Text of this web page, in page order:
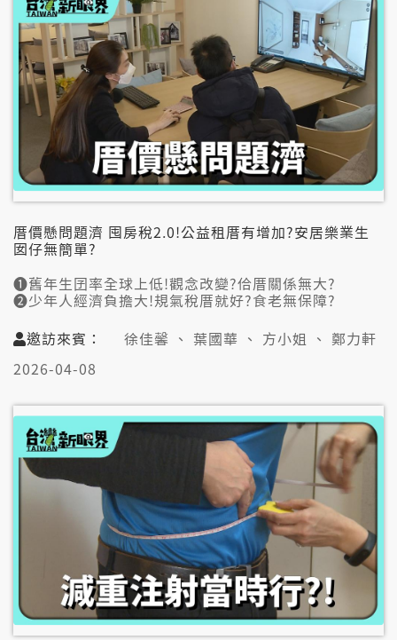
王宗騰（臺北市立大學體育學系教授兼系主任）
陳祖安（新科運動文學作家）
陳添丁（臺灣體育運動大學主任秘書）
李佳蕙（營養師）
厝價懸問題濟 囤房稅2.0!公益租厝有增加?安居樂業生
囡仔無簡單?
➊舊年生囝率全球上低!觀念改變?佮厝關係無大?
➋少年人經濟負擔大!規氣稅厝就好?食老無保障?
➍社會住宅強調家己還錢!租金懸?政府需要介入?
👤邀訪來賓:
徐佳馨(不動產業企研執行總監)
葉國華(不動產業總經理)
方小姐(租屋族)
📞視訊連線:
鄭力軒(政大社會系教授兼系主任)
邀訪來賓：
徐佳馨 、 葉國華 、 方小姐 、 鄭力軒
2026-04-08